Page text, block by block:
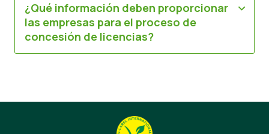
¿Qué información deben proporcionar
las empresas para el proceso de
concesión de licencias?